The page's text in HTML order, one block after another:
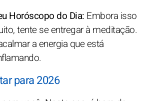
Horóscopo do Dia: Embora isso
tente se entregar à meditação.
a energia que está
para 2026